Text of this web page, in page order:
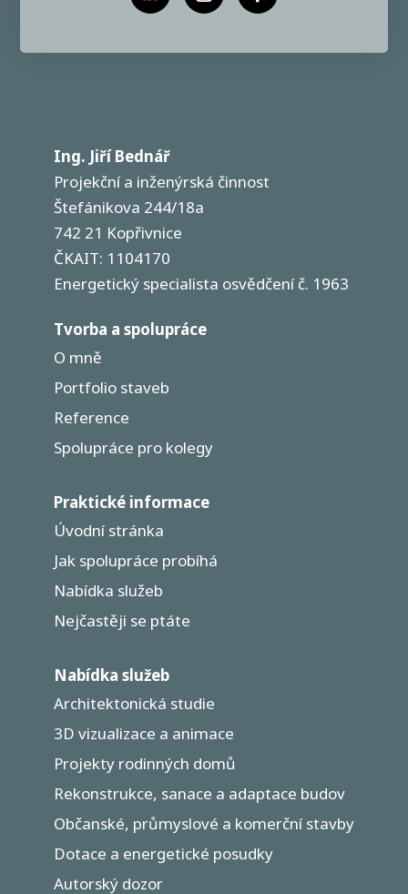
Ing. Jiří Bednář
Projekční a inženýrská činnost
Štefánikova 244/18a
742 21 Kopřivnice
ČKAIT: 1104170
Energetický specialista osvědčení č. 1963
Tvorba a spolupráce
O mně
Portfolio staveb
Reference
Spolupráce pro kolegy
Praktické informace
Úvodní stránka
Jak spolupráce probíhá
Nabídka služeb
Nejčastěji se ptáte
Nabídka služeb
Architektonická studie
3D vizualizace a animace
Projekty rodinných domů
Rekonstrukce, sanace a adaptace budov
Občanské, průmyslové a komerční stavby
Dotace a energetické posudky
Autorský dozor